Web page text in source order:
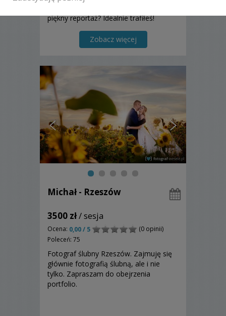
piękny reportaż? Idealnie trafiłeś!
Zobacz więcej
Michał - Rzeszów
3500 zł/ sesja
Ocena: 0,00 / 5
(0 opinii)
Poleceń: 75
Fotograf ślubny Rzeszów. Zajmuję się
głównie fotografią ślubną, ale i nie
tylko. Zapraszam do obejrzenia
portfolio.